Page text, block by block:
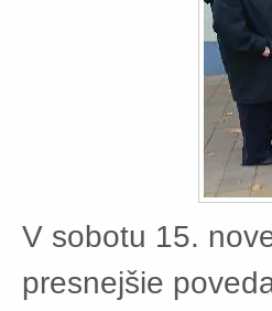
V sobotu 15.
presnejšie